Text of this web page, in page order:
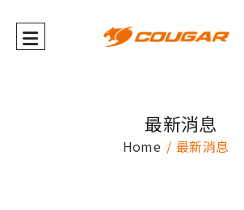
最新消息
Home 最新消息